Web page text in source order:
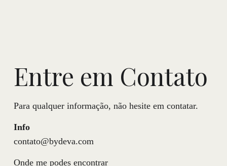
Entre em Contato
Para qualquer informação, não hesite em contatar.
Info
contato@bydeva.com
Onde me podes encontrar